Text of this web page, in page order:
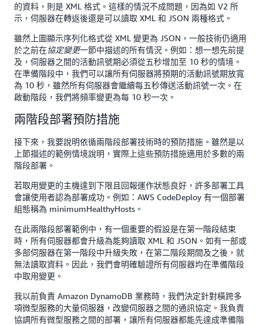
的資料，則是 XML 格式。這樣的情況不成問題，因為如 V2 所
示，伺服器在轉返後還是可以讀取 XML 和 JSON 兩種格式。
雖然上圖顯示序列化格式從 XML 變更為 JSON，一般技術仍適用
於之前在協定變更一節中描述的所有情況。例如：想一想先前提
及，伺服器之間的活動訊號期必須從五秒增加至 10 秒的情境。
在準備階段中，我們可以讓所有伺服器將預期的活動訊號期放寬
為 10 秒，雖然所有伺服器會繼續每五秒傳送活動訊號一次。在
啟動階段，我們將頻率變更為每 10 秒一次。
兩階段部署預防措施
接下來，我要說明依循兩階段部署技術時的預防措施。雖然是以
上節描述的範例情境說明，實際上這些預防措施適用於多數的兩
階段部署。
若取用變更的主機達到下限且回報運作狀態良好，許多部署工具
會讓使用者認為部署成功。例如：AWS CodeDeploy 有一個部署
組態稱為 minimumHealthyHosts。
在此兩階段部署範例中，有一個重要的假設是在第一階段結束
時，所有伺服器都會升級為能夠讀取 XML 和 JSON。如有一部或
多部伺服器在第一階段中升級失敗，在第二階段期間及之後，就
無法讀取資料。因此，我們會明確驗證所有伺服器均在準備階段
中取用變更。
我以前負責 Amazon DynamoDB 業務時，我們決定針對橫跨多
項微型服務的大量伺服器，改變伺服器之間的通訊協定。我負責
協調所有微型服務之間的部署，讓所有伺服器都能先達成準備階